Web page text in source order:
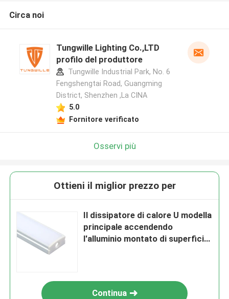
Circa noi
Tungwille Lighting Co.,LTD
profilo del produttore
Tungwille Industrial Park, No. 6
Fengshengtai Road, Guangming
District, Shenzhen ,La CINA
5.0
Fornitore verificato
Osservi più
Ottieni il miglior prezzo per
Il dissipatore di calore U modella
principale accendendo
l'alluminio montato di superficie
Continua